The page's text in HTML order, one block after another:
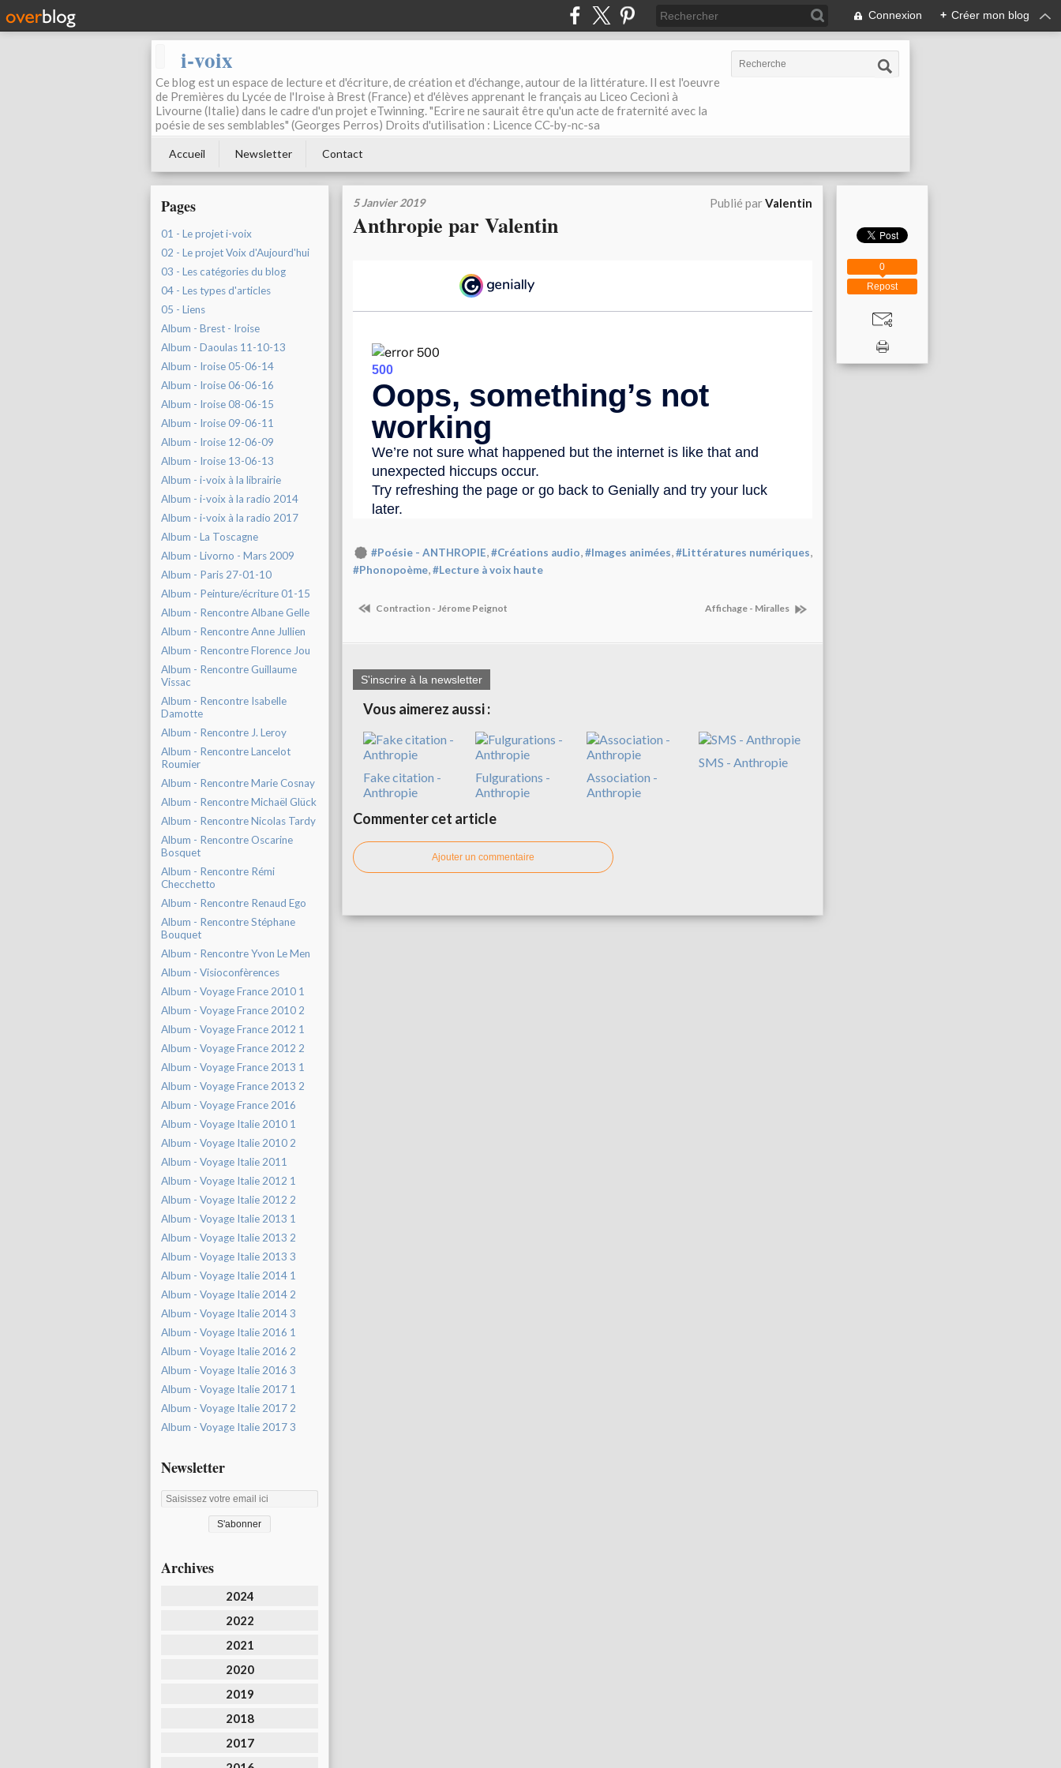
Connexion + Créer mon blog
i-voix
Ce blog est un espace de lecture et d'écriture, de création et d'échange, autour de la littérature. Il est l'oeuvre
de Premières du Lycée de l'Iroise à Brest (France) et d'élèves apprenant le français au Liceo Cecioni à
Livourne (Italie) dans le cadre d'un projet eTwinning. "Ecrire ne saurait être qu'un acte de fraternité avec la
poésie de ses semblables" (Georges Perros) Droits d'utilisation : Licence CC-by-nc-sa
Accueil Newsletter Contact
Pages
01 - Le projet i-voix
02 - Le projet Voix d'Aujourd'hui
03 - Les catégories du blog
04 - Les types d'articles
05 - Liens
Album - Brest - Iroise
Album - Daoulas 11-10-13
Album - Iroise 05-06-14
Album - Iroise 06-06-16
Album - Iroise 08-06-15
Album - Iroise 09-06-11
Album - Iroise 12-06-09
Album - Iroise 13-06-13
Album - i-voix à la librairie
Album - i-voix à la radio 2014
Album - i-voix à la radio 2017
Album - La Toscagne
Album - Livorno - Mars 2009
Album - Paris 27-01-10
Album - Peinture/écriture 01-15
Album - Rencontre Albane Gelle
Album - Rencontre Anne Jullien
Album - Rencontre Florence Jou
Album - Rencontre Guillaume
Vissac
Album - Rencontre Isabelle
Damotte
Album - Rencontre J. Leroy
Album - Rencontre Lancelot
Roumier
Album - Rencontre Marie Cosnay
Album - Rencontre Michaël Glück
Album - Rencontre Nicolas Tardy
Album - Rencontre Oscarine
Bosquet
Album - Rencontre Rémi
Checchetto
Album - Rencontre Renaud Ego
Album - Rencontre Stéphane
Bouquet
Album - Rencontre Yvon Le Men
Album - Visioconfèrences
Album - Voyage France 2010 1
Album - Voyage France 2010 2
Album - Voyage France 2012 1
Album - Voyage France 2012 2
Album - Voyage France 2013 1
Album - Voyage France 2013 2
Album - Voyage France 2016
Album - Voyage Italie 2010 1
Album - Voyage Italie 2010 2
Album - Voyage Italie 2011
Album - Voyage Italie 2012 1
Album - Voyage Italie 2012 2
Album - Voyage Italie 2013 1
Album - Voyage Italie 2013 2
Album - Voyage Italie 2013 3
Album - Voyage Italie 2014 1
Album - Voyage Italie 2014 2
Album - Voyage Italie 2014 3
Album - Voyage Italie 2016 1
Album - Voyage Italie 2016 2
Album - Voyage Italie 2016 3
Album - Voyage Italie 2017 1
Album - Voyage Italie 2017 2
Album - Voyage Italie 2017 3
Newsletter
Archives
2024
2022
2021
2020
2019
2018
2017
5 Janvier 2019 Publié parValentin
Anthropie par Valentin
#Poésie - ANTHROPIE,#Créations audio,#Images animées,#Littératures numériques,
#Phonopoème #Lecture à voix haute
Contraction - Jérome Peignot Affichage - Miralles
S'inscrire à la newsletter
Vous aimerez aussi :
Fake citation -
Anthropie
Fulgurations -
Anthropie
Association -
Anthropie
SMS - Anthropie
Commenter cet article
Ajouter un commentaire
Repost
0